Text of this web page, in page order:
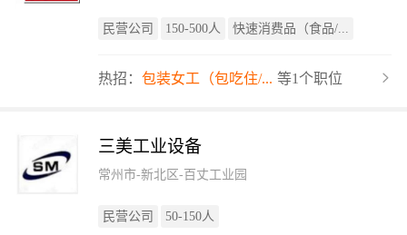
民营公司 150-500人 快速消费品（食品/...
热招： 包装女工（包吃住/... 等1个职位
三美工业设备
常州市-新北区-百丈工业园
民营公司 50-150人